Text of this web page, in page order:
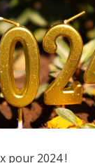
pour 2024 !